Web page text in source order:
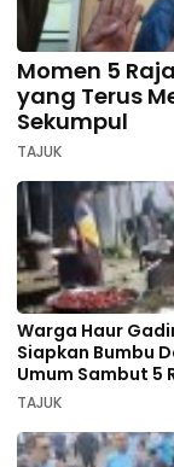
Momen 5
yang Terus
Sekumpul
TAJUK
Warga Haur
Siapkan Bumbu
Umum Sambut 5
Sekumpul
TAJUK